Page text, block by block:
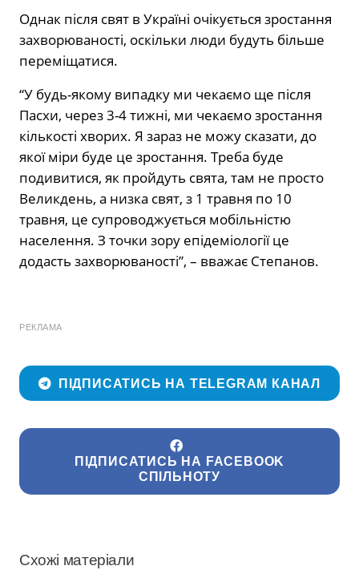
Однак після свят в Україні очікується зростання
захворюваності, оскільки люди будуть більше
переміщатися.
“У будь-якому випадку ми чекаємо ще після
Пасхи, через 3-4 тижні, ми чекаємо зростання
кількості хворих. Я зараз не можу сказати, до
якої міри буде це зростання. Треба буде
подивитися, як пройдуть свята, там не просто
Великдень, а низка свят, з 1 травня по 10
травня, це супроводжується мобільністю
населення. З точки зору епідеміології це
додасть захворюваності”, – вважає Степанов.
РЕКЛАМА
ПІДПИСАТИСЬ НА TELEGRAM КАНАЛ
ПІДПИСАТИСЬ НА FACEBOOK
СПІЛЬНОТУ
Схожі матеріали